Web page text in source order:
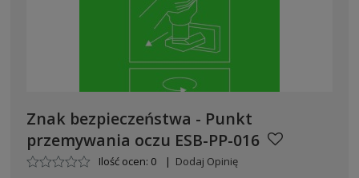
Znak bezpieczeństwa - Punkt
przemywania oczu ESB-PP-016
Ilość ocen: 0 | Dodaj Opinię